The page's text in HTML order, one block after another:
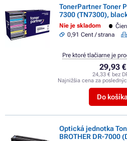
TonerPartner Toner
7300 (TN7300),
Nie je skladom
0,91 Cent / strana
29,93 €
24,33 € bez
Najnižšia cena za
Do košíka
Pre ktoré tlačiarne je
Optická jednotka
BROTHER DR-7000